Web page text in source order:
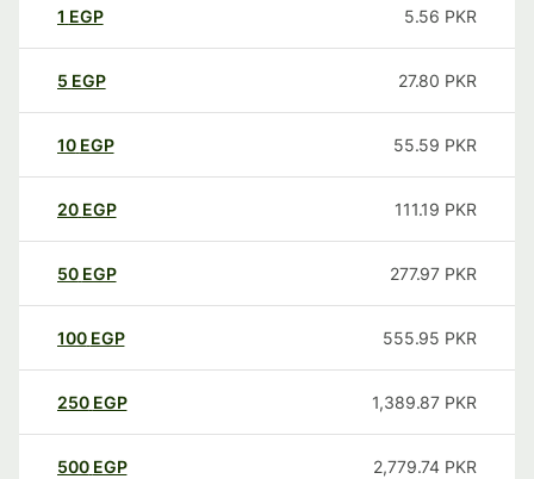
1 EGP 5.56 PKR
5 EGP 27.80 PKR
10 EGP 55.59 PKR
20 EGP 111.19 PKR
50 EGP 277.97 PKR
100 EGP 555.95 PKR
250 EGP 1,389.87 PKR
500 EGP 2,779.74 PKR